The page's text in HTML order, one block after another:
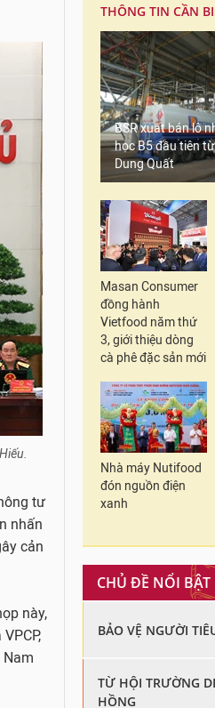
tư
nhấn
cản
này,
Nam
THÔNG TIN CẦN
BSR xuất bán lô
học B5 đầu tiên
Dung Quất
Masan Consumer
đồng hành
Vietfood năm thứ
3, giới thiệu dòng
cà phê đặc sản mới
Nhà máy Nutifood
đón nguồn điện
xanh
CHỦ ĐỀ NỔI BẬT
BẢO VỆ NGƯỜI
TỪ HỘI TRƯỜNG
HỒNG